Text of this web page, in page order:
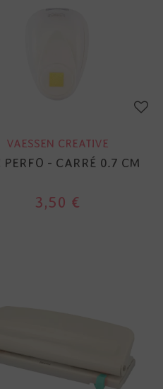
VAESSEN CREATIVE
PERFO - CARRÉ 0.7 CM
3,50 €